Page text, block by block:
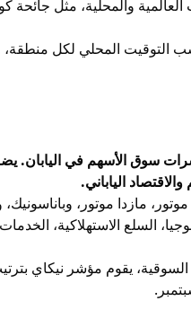
المحلي لكل منطقة،
الياباني.
السلع الاستهلاكية،
يقوم مؤشر نيكاي